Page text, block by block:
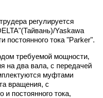
регулируется
Yaskawa
постоянного тока "Parker".
требуемой мощности,
на два вала, с передачей
муфтами
вращения, с
и постоянного тока,